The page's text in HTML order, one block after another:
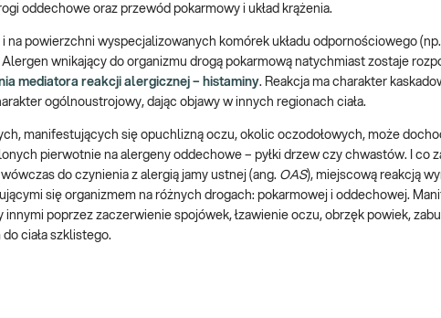
oddechowe oraz przewód pokarmowy i układ krążenia.
na powierzchni wyspecjalizowanych komórek układu odpornościowego
wnikający do organizmu drogą pokarmową natychmiast zostaje
mediatora reakcji alergicznej – histaminy. Reakcja ma charakter
ogólnoustrojowy, dając objawy w innych regionach ciała.
manifestujących się opuchlizną oczu, okolic oczodołowych, może
pierwotnie na alergeny oddechowe – pyłki drzew czy chwastów. I co
do czynienia z alergią jamy ustnej (ang. OAS), miejscową reakcją
się organizmem na różnych drogach: pokarmowej i oddechowej.
poprzez zaczerwienie spojówek, łzawienie oczu, obrzęk powiek,
ciała szklistego.